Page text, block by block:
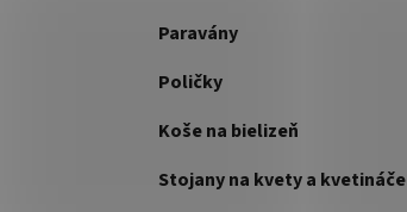
Paravány
Poličky
Koše na bielizeň
Stojany na kvety a kvetináče